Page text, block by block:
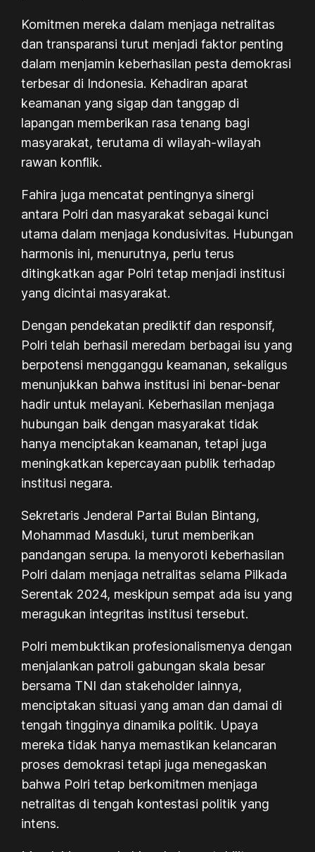
Komitmen mereka dalam menjaga netralitas
dan transparansi turut menjadi faktor penting
dalam menjamin keberhasilan pesta demokrasi
terbesar di Indonesia. Kehadiran aparat
keamanan yang sigap dan tanggap di
lapangan memberikan rasa tenang bagi
masyarakat, terutama di wilayah-wilayah
rawan konflik.
Fahira juga mencatat pentingnya sinergi
antara Polri dan masyarakat sebagai kunci
utama dalam menjaga kondusivitas. Hubungan
harmonis ini, menurutnya, perlu terus
ditingkatkan agar Polri tetap menjadi institusi
yang dicintai masyarakat.
Dengan pendekatan prediktif dan responsif,
Polri telah berhasil meredam berbagai isu yang
berpotensi mengganggu keamanan, sekaligus
menunjukkan bahwa institusi ini benar-benar
hadir untuk melayani. Keberhasilan menjaga
hubungan baik dengan masyarakat tidak
hanya menciptakan keamanan, tetapi juga
meningkatkan kepercayaan publik terhadap
institusi negara.
Sekretaris Jenderal Partai Bulan Bintang,
Mohammad Masduki, turut memberikan
pandangan serupa. Ia menyoroti keberhasilan
Polri dalam menjaga netralitas selama Pilkada
Serentak 2024, meskipun sempat ada isu yang
meragukan integritas institusi tersebut.
Polri membuktikan profesionalismenya dengan
menjalankan patroli gabungan skala besar
bersama TNI dan stakeholder lainnya,
menciptakan situasi yang aman dan damai di
tengah tingginya dinamika politik. Upaya
mereka tidak hanya memastikan kelancaran
proses demokrasi tetapi juga menegaskan
bahwa Polri tetap berkomitmen menjaga
netralitas di tengah kontestasi politik yang
intens.